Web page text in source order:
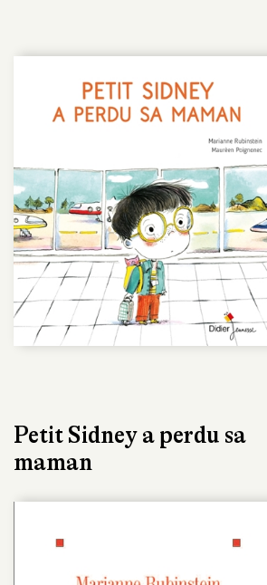
Petit Sidney a perdu sa
maman